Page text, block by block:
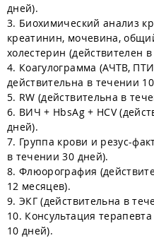
дней).
3. Биохимический анализ
креатинин, мочевина,
холестерин (действителен
4. Коагулограмма (АЧТВ,
действительна в течении
5. RW (действительна в
6. ВИЧ + HbsAg + HCV
дней).
7. Группа крови и резус-
в течении 30 дней).
8. Флюорография
12 месяцев).
9. ЭКГ (действительна в
10. Консультация
10 дней).